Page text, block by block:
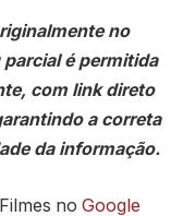
no
é permitida
com link direto
a correta
da informação.
no Google